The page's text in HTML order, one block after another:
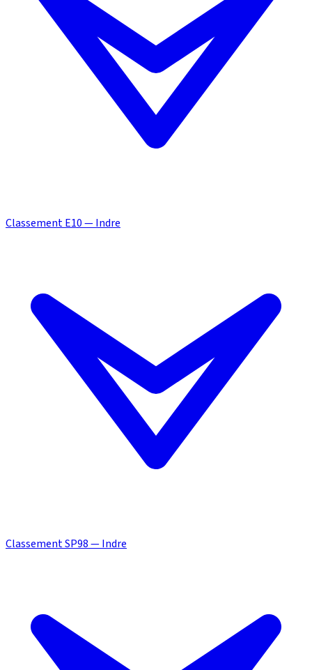
Classement E10 — Indre
Classement SP98 — Indre